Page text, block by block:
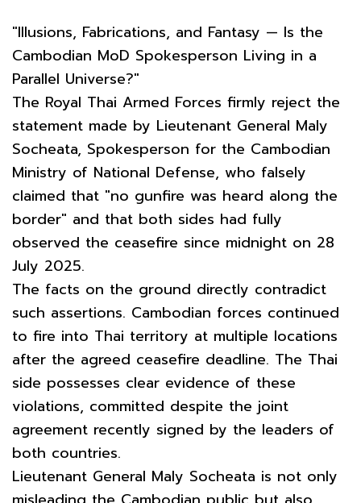
"Illusions, Fabrications, and Fantasy — Is the
Cambodian MoD Spokesperson Living in a
Parallel Universe?"
The Royal Thai Armed Forces firmly reject the
statement made by Lieutenant General Maly
Socheata, Spokesperson for the Cambodian
Ministry of National Defense, who falsely
claimed that "no gunfire was heard along the
border" and that both sides had fully
observed the ceasefire since midnight on 28
July 2025.
The facts on the ground directly contradict
such assertions. Cambodian forces continued
to fire into Thai territory at multiple locations
after the agreed ceasefire deadline. The Thai
side possesses clear evidence of these
violations, committed despite the joint
agreement recently signed by the leaders of
both countries.
Lieutenant General Maly Socheata is not only